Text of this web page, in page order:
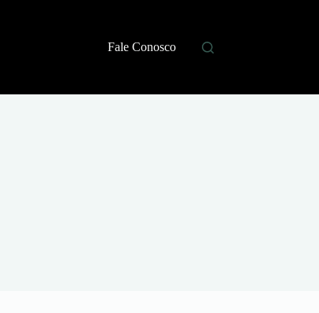
Fale Conosco